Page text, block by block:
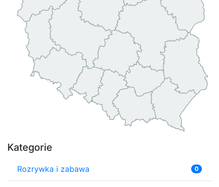
Kategorie
Rozrywka i zabawa 0